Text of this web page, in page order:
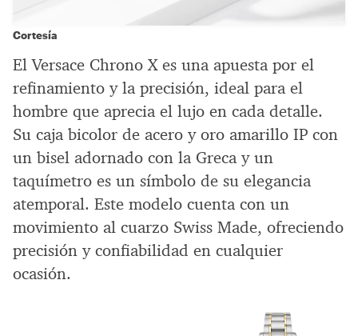
Cortesía
El Versace Chrono X es una apuesta por el
refinamiento y la precisión, ideal para el
hombre que aprecia el lujo en cada detalle.
Su caja bicolor de acero y oro amarillo IP con
un bisel adornado con la Greca y un
taquímetro es un símbolo de su elegancia
atemporal. Este modelo cuenta con un
movimiento al cuarzo Swiss Made, ofreciendo
precisión y confiabilidad en cualquier
ocasión.